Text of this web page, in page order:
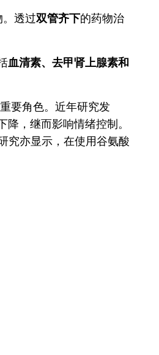
。透过双管齐下的药物治
血清素、去甲肾上腺素和
要角色。近年研究发
，继而影响情绪控制。
究亦显示，在使用谷氨酸